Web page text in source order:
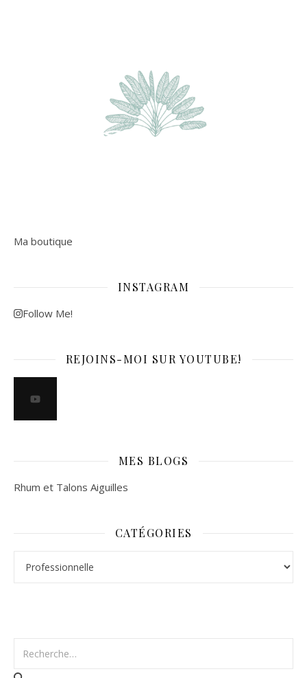
Ma boutique
INSTAGRAM
Follow Me!
REJOINS-MOI SUR YOUTUBE!
MES BLOGS
Rhum et Talons Aiguilles
CATÉGORIES